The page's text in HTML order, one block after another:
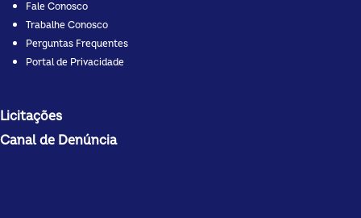
Fale Conosco
Trabalhe Conosco
Perguntas Frequentes
Portal de Privacidade
Licitações
Canal de Denúncia